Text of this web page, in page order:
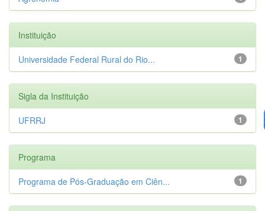
Instituição
1
Universidade Federal Rural do Rio...
Sigla da Instituição
1
UFRRJ
Programa
1
Programa de Pós-Graduação em Ciên...